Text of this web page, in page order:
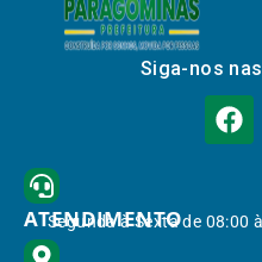
Siga-nos
ATENDIMENTO
Segunda à Sexta de 08:00